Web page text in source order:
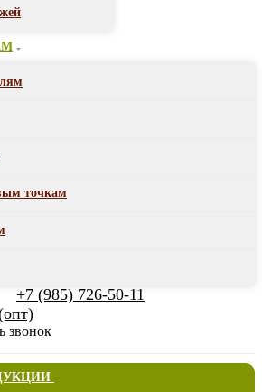
точкам
+7 (985) 726-50-11
звонок